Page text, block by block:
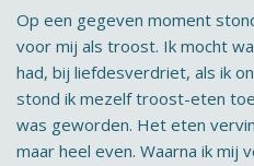
Op een gegeven moment
voor mij als troost. Ik mocht
had, bij liefdesverdriet, als ik
stond ik mezelf troost-eten
was geworden. Het eten
maar heel even. Waarna ik mij